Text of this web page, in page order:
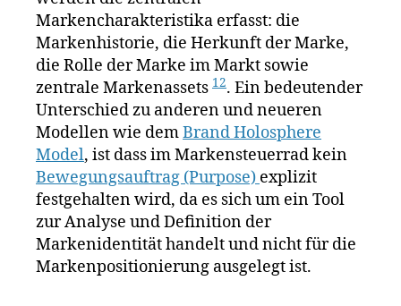
Markencharakteristika erfasst: die
Markenhistorie, die Herkunft der Marke,
die Rolle der Marke im Markt sowie
zentrale Markenassets 12. Ein bedeutender
Unterschied zu anderen und neueren
Modellen wie demBrand Holosphere
Model, ist dass im Markensteuerrad kein
Bewegungsauftrag (Purpose) explizit
festgehalten wird, da es sich um ein Tool
zur Analyse und Definition der
Markenidentität handelt und nicht für die
Markenpositionierung ausgelegt ist.